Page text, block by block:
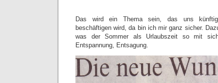
Das wird ein Thema sein, das uns
beschäftigen wird, da bin ich mir ganz sicher.
was der Sommer als Urlaubszeit so mit
Entspannung, Entsagung.